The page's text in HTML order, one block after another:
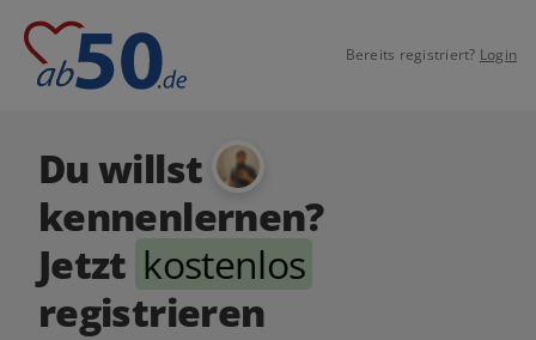
Bereits registriert? Login
Du willst
kennenlernen?
Jetzt kostenlos
registrieren